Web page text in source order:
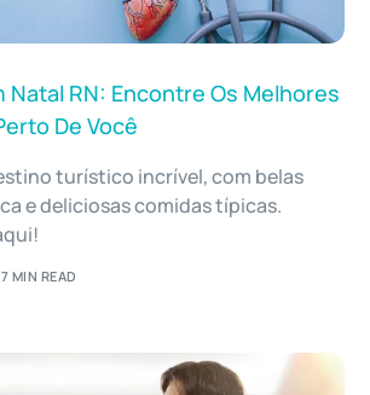
Natal RN: Encontre Os Melhores
De Você
turístico incrível, com belas
e deliciosas comidas típicas.
7 MIN READ